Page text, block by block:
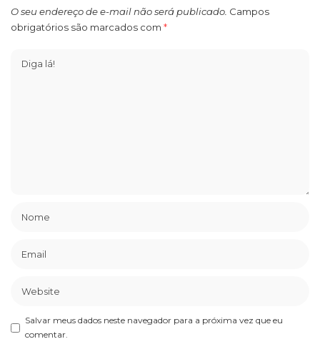
O seu endereço de e-mail não será publicado. Campos
obrigatórios são marcados com *
Salvar meus dados neste navegador para a próxima vez que eu
comentar.